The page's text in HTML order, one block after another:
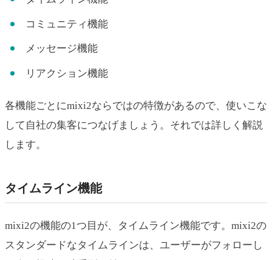
コミュニティ機能
メッセージ機能
リアクション機能
各機能ごとにmixi2ならではの特徴があるので、使いこな
して自社の集客につなげましょう。それでは詳しく解説
します。
タイムライン機能
mixi2の機能の1つ目が、タイムライン機能です。mixi2の
スタンダードなタイムラインは、ユーザーがフォローし